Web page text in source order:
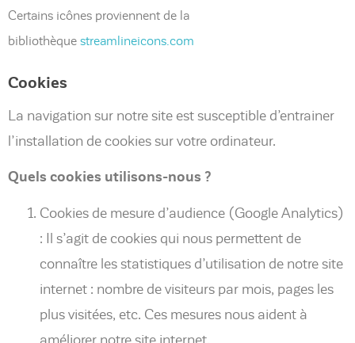
Certains icônes proviennent de la
bibliothèque streamlineicons.com
Cookies
La navigation sur notre site est susceptible d’entrainer
l’installation de cookies sur votre ordinateur.
Quels cookies utilisons-nous ?
Cookies de mesure d’audience (Google Analytics)
: Il s’agit de cookies qui nous permettent de
connaître les statistiques d’utilisation de notre site
internet : nombre de visiteurs par mois, pages les
plus visitées, etc. Ces mesures nous aident à
améliorer notre site internet.